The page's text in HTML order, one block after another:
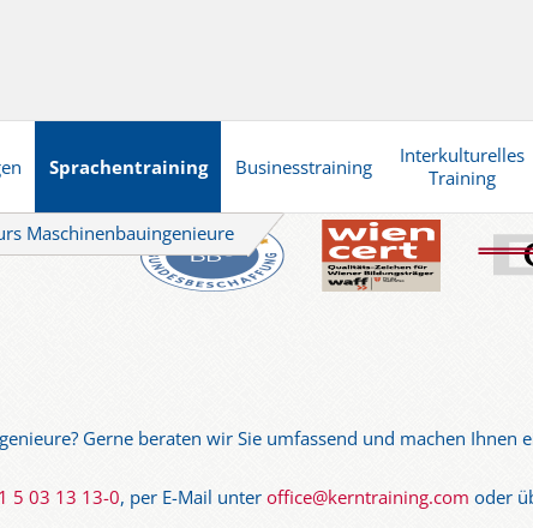
Sprachentraining Businesstraining
Interkulturelles
Training
Maschinenbauingenieure
Gerne beraten wir Sie umfassend und machen Ihnen
5 03 13 13-0, per E-Mail unteroffice@kerntraining.com oder